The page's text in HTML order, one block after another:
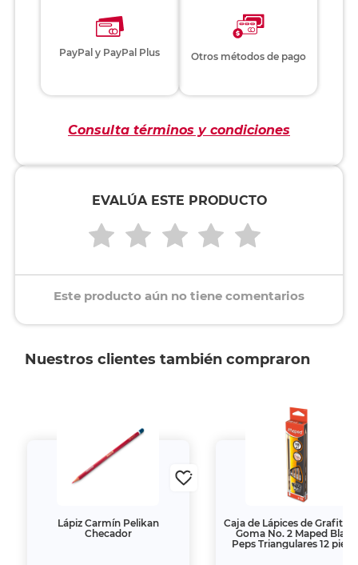
PayPal y PayPal Plus Otros métodos de pago
Consulta términos y condiciones
EVALÚA ESTE PRODUCTO
Este producto aún no tiene comentarios
Nuestros clientes también compraron
Lápiz Carmín Pelikan
Checador
Caja de Lápices de Grafito
Goma No. 2 Maped Black
Peps Triangulares 12